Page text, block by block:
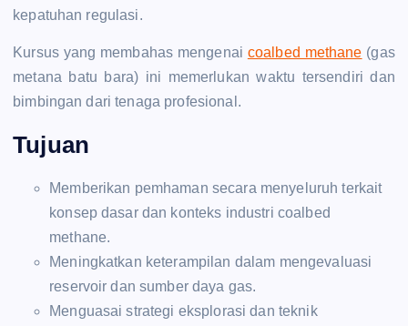
kepatuhan regulasi.
Kursus yang membahas mengenai coalbed methane (gas
metana batu bara) ini memerlukan waktu tersendiri dan
bimbingan dari tenaga profesional.
Tujuan
Memberikan pemhaman secara menyeluruh terkait
konsep dasar dan konteks industri coalbed
methane.
Meningkatkan keterampilan dalam mengevaluasi
reservoir dan sumber daya gas.
Menguasai strategi eksplorasi dan teknik